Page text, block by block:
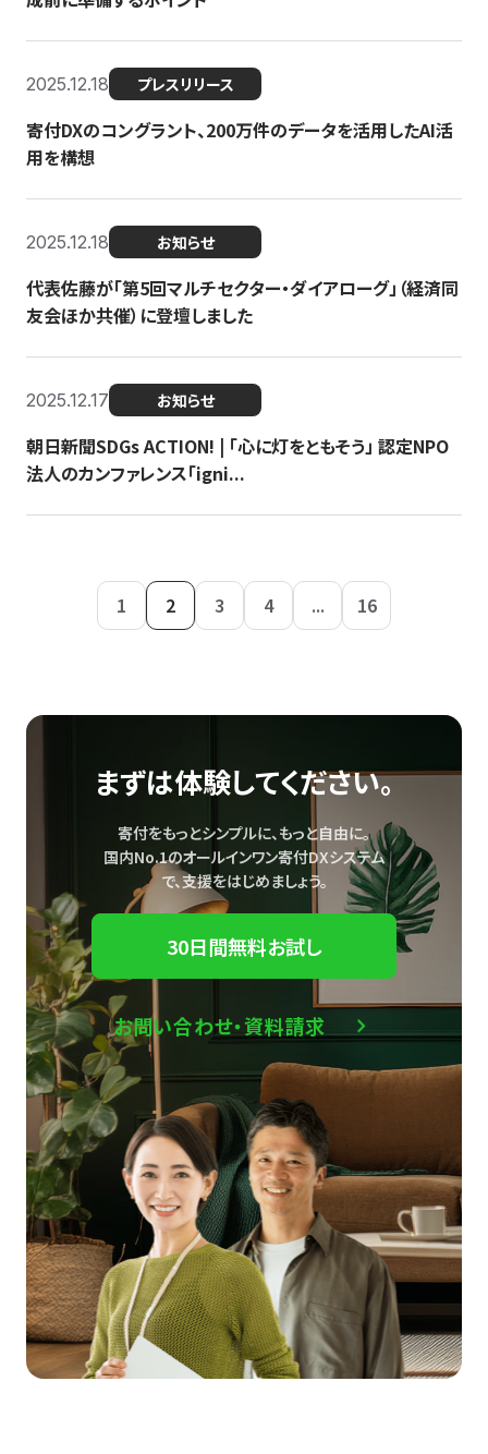
2025.12.18 プレスリリース
寄付DXのコングラント、200万件のデータを活用したAI活
用を構想
2025.12.18 お知らせ
代表佐藤が「第5回マルチセクター・ダイアローグ」（経済同
友会ほか共催）に登壇しました
2025.12.17 お知らせ
朝日新聞SDGs ACTION! | 「心に灯をともそう」 認定NPO
法人のカンファレンス「igni...
1 2 3 4 ... 16
まずは体験してください。
寄付をもっとシンプルに、もっと自由に。
国内No.1のオールインワン寄付DXシステム
で、支援をはじめましょう。
30日間無料お試し
お問い合わせ・資料請求